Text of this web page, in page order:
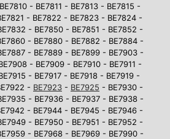
- BE7811 - BE7813 - BE7815 -
- BE7822 - BE7823 - BE7824 -
- BE7850 - BE7851 - BE7852 -
- BE7880 - BE7882 - BE7884 -
- BE7889 - BE7899 - BE7903 -
- BE7909 - BE7910 - BE7911 -
- BE7917 - BE7918 - BE7919 -
- BE7923 - BE7925 - BE7930 -
- BE7936 - BE7937 - BE7938 -
- BE7944 - BE7945 - BE7946 -
- BE7950 - BE7951 - BE7952 -
- BE7968 - BE7969 - BE7990 -